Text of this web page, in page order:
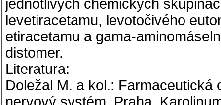
jednotlivých chemických
levetiracetamu, levotočivého
etiracetamu a gama-
distomer.
Literatura:
Doležal M. a kol.:
nervový systém. Praha,